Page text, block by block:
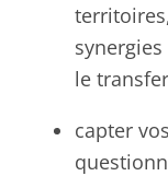
le
capter